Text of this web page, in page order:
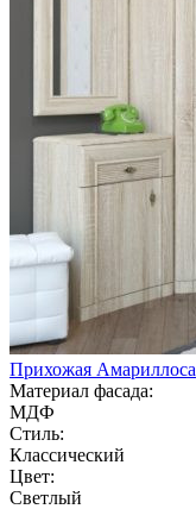
Прихожая Амариллоса
Материал фасада:
МДФ
Стиль:
Классический
Цвет:
Светлый